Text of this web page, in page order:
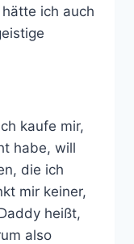
hätte ich auch
kaufe mir,
habe, will
die ich
mir keiner,
heißt,
also